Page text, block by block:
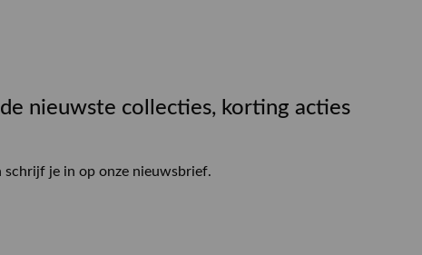
nieuwste collecties, korting acties
schrijf je in op onze nieuwsbrief.